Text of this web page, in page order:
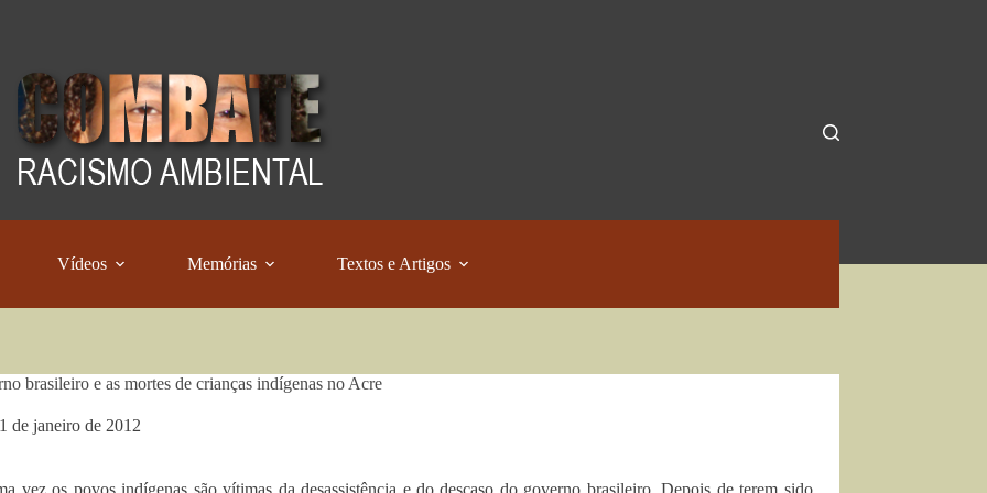
Vídeos Memórias Textos e Artigos
brasileiro e as mortes de crianças indígenas no Acre
de janeiro de 2012
vez os povos indígenas são vítimas da desassistência e do descaso do governo brasileiro. Depois de terem sido